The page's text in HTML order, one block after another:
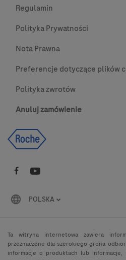
Regulamin
Polityka Prywatności
Nota Prawna
Preferencje dotyczące plików
Polityka zwrotów
Anuluj zamówienie
POLSKA
Ta witryna internetowa zawiera
przeznaczone dla szerokiego grona
informacje o produktach lub